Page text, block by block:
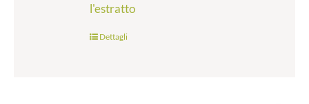
l'estratto
Dettagli